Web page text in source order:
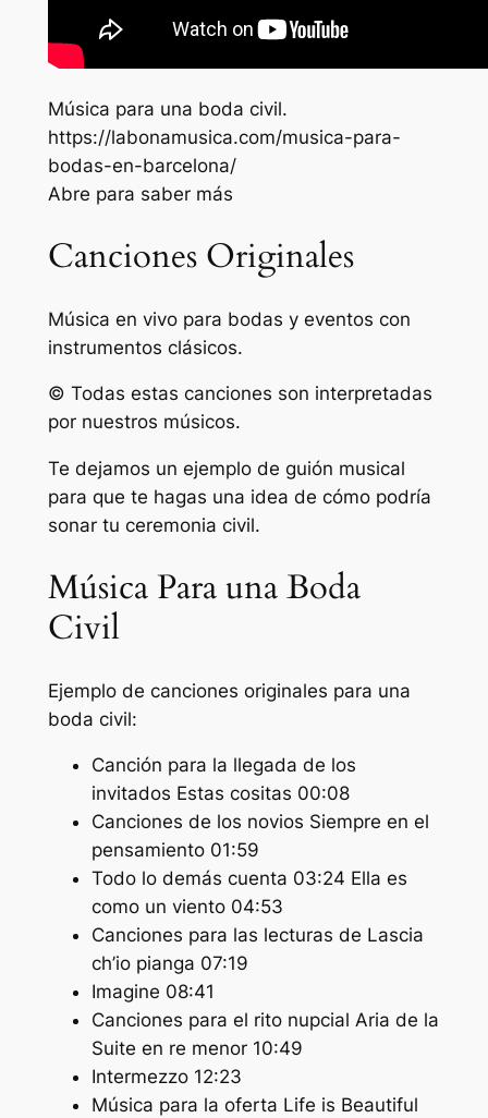
Música para una boda civil.
https://labonamusica.com/musica-para-
bodas-en-barcelona/
Abre para saber más
Canciones Originales
Música en vivo para bodas y eventos con
instrumentos clásicos.
© Todas estas canciones son interpretadas
por nuestros músicos.
Te dejamos un ejemplo de guión musical
para que te hagas una idea de cómo podría
sonar tu ceremonia civil.
Música Para una Boda
Civil
Ejemplo de canciones originales para una
boda civil:
Canción para la llegada de los
invitados Estas cositas 00:08
Canciones de los novios Siempre en el
pensamiento 01:59
Todo lo demás cuenta 03:24 Ella es
como un viento 04:53
Canciones para las lecturas de Lascia
ch’io pianga 07:19
Imagine 08:41
Canciones para el rito nupcial Aria de la
Suite en re menor 10:49
Intermezzo 12:23
Música para la oferta Life is Beautiful